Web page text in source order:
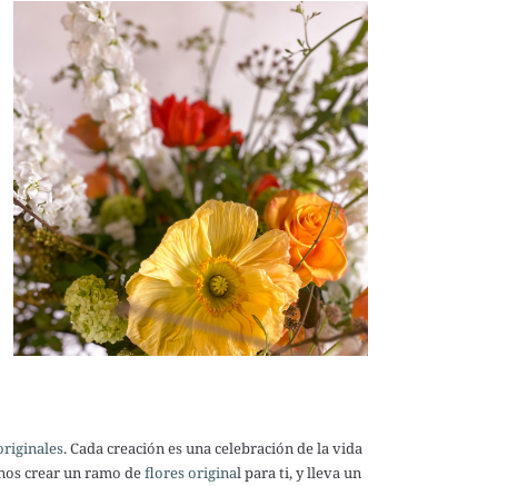
. Cada creación es una celebración de la vida
crear un ramo deflores original para ti, y lleva un